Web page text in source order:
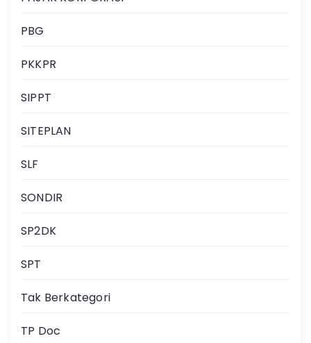
PBG
PKKPR
SIPPT
SITEPLAN
SLF
SONDIR
SP2DK
SPT
Tak Berkategori
TP Doc